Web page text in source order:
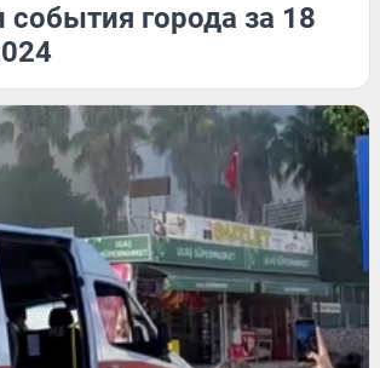
события города за 18